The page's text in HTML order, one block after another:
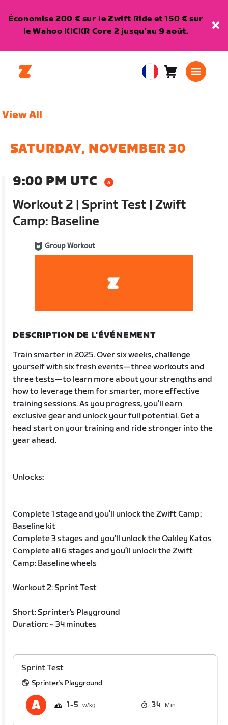
Économise 200 € sur le Zwift Ride et 150 € sur
le Wahoo KICKR Core 2 jusqu'au 9 août.
EuropeanPanier0
View All
SATURDAY, NOVEMBER 30
9:00 PM UTC
Workout 2 | Sprint Test | Zwift
Camp: Baseline
Group Workout
DESCRIPTION DE L'ÉVÉNEMENT
Train smarter in 2025. Over six weeks, challenge
yourself with six fresh events—three workouts and
three tests—to learn more about your strengths and
how to leverage them for smarter, more effective
training sessions. As you progress, you’ll earn
exclusive gear and unlock your full potential. Get a
head start on your training and ride stronger into the
year ahead.
Unlocks:
Complete 1 stage and you’ll unlock the Zwift Camp:
Baseline kit
Complete 3 stages and you’ll unlock the Oakley Katos
Complete all 6 stages and you’ll unlock the Zwift
Camp: Baseline wheels
Workout 2: Sprint Test
Short: Sprinter’s Playground
Duration: ~ 34 minutes
Sprint Test
Sprinter's Playground
1 5 34 Min